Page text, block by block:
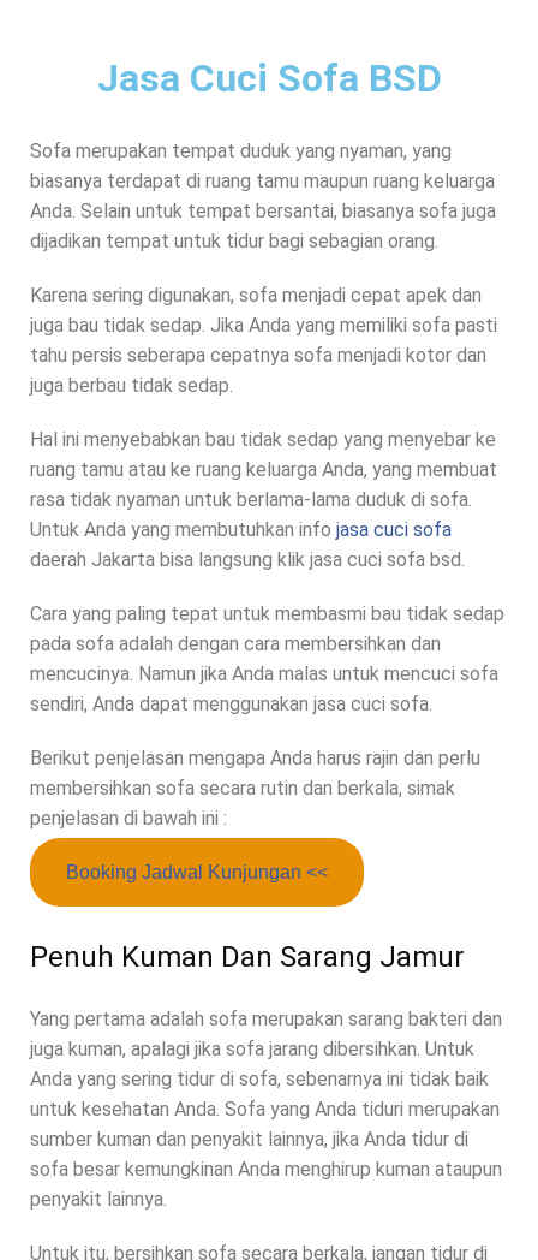
Jasa Cuci Sofa BSD
Sofa merupakan tempat duduk yang nyaman, yang
biasanya terdapat di ruang tamu maupun ruang keluarga
Anda. Selain untuk tempat bersantai, biasanya sofa juga
dijadikan tempat untuk tidur bagi sebagian orang.
Karena sering digunakan, sofa menjadi cepat apek dan
juga bau tidak sedap. Jika Anda yang memiliki sofa pasti
tahu persis seberapa cepatnya sofa menjadi kotor dan
juga berbau tidak sedap.
Hal ini menyebabkan bau tidak sedap yang menyebar ke
ruang tamu atau ke ruang keluarga Anda, yang membuat
rasa tidak nyaman untuk berlama-lama duduk di sofa.
Untuk Anda yang membutuhkan info jasa cuci sofa
daerah Jakarta bisa langsung klik jasa cuci sofa bsd.
Cara yang paling tepat untuk membasmi bau tidak sedap
pada sofa adalah dengan cara membersihkan dan
mencucinya. Namun jika Anda malas untuk mencuci sofa
sendiri, Anda dapat menggunakan jasa cuci sofa.
Berikut penjelasan mengapa Anda harus rajin dan perlu
membersihkan sofa secara rutin dan berkala, simak
penjelasan di bawah ini :
Booking Jadwal Kunjungan <<
Penuh Kuman Dan Sarang Jamur
Yang pertama adalah sofa merupakan sarang bakteri dan
juga kuman, apalagi jika sofa jarang dibersihkan. Untuk
Anda yang sering tidur di sofa, sebenarnya ini tidak baik
untuk kesehatan Anda. Sofa yang Anda tiduri merupakan
sumber kuman dan penyakit lainnya, jika Anda tidur di
sofa besar kemungkinan Anda menghirup kuman ataupun
penyakit lainnya.
Untuk itu, bersihkan sofa secara berkala, jangan tidur di